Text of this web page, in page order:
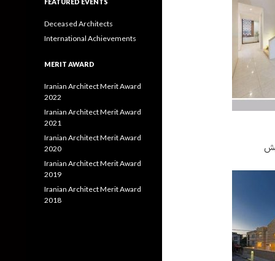
Deceased Architects
International Achievements
MERIT AWARD
Iranian Architect Merit Award
2022
Iranian Architect Merit Award
2021
Iranian Architect Merit Award
2020
Iranian Architect Merit Award
2019
Iranian Architect Merit Award
2018